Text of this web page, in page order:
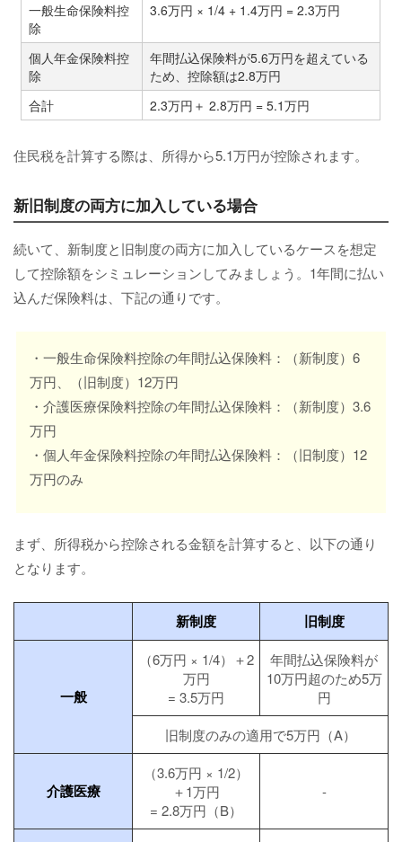
一般生命保険料控
除
3.6万円 × 1/4 + 1.4万円 = 2.3万円
個人年金保険料控
除
年間払込保険料が5.6万円を超えている
ため、控除額は2.8万円
合計
2.3万円＋ 2.8万円 = 5.1万円
住民税を計算する際は、所得から5.1万円が控除されます。
新旧制度の両方に加入している場合
続いて、新制度と旧制度の両方に加入しているケースを想定
して控除額をシミュレーションしてみましょう。1年間に払い
込んだ保険料は、下記の通りです。
・一般生命保険料控除の年間払込保険料：（新制度）6
万円、（旧制度）12万円
・介護医療保険料控除の年間払込保険料：（新制度）3.6
万円
・個人年金保険料控除の年間払込保険料：（旧制度）12
万円のみ
まず、所得税から控除される金額を計算すると、以下の通り
となります。
新制度 旧制度
一般
（6万円 × 1/4）＋2
万円
= 3.5万円
年間払込保険料が
10万円超のため5万
円
旧制度のみの適用で5万円（A）
介護医療
（3.6万円 × 1/2）
＋1万円
= 2.8万円（B）
-